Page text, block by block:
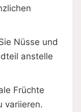
Nüsse und
anstelle
Früchte
variieren.